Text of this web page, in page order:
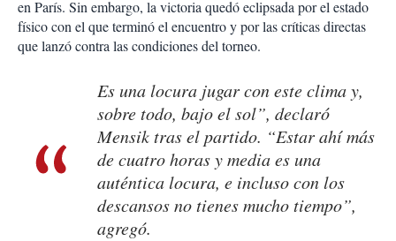
en París. Sin embargo, la victoria quedó eclipsada por el estado
físico con el que terminó el encuentro y por las críticas directas
que lanzó contra las condiciones del torneo.
Es una locura jugar con este clima y,
sobre todo, bajo el sol”, declaró
Mensik tras el partido. “Estar ahí más
de cuatro horas y media es una
auténtica locura, e incluso con los
descansos no tienes mucho tiempo”,
agregó.